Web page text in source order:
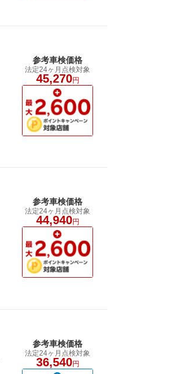
参考車検価格
法定24ヶ月点検対象
45,270円
参考車検価格
法定24ヶ月点検対象
44,940円
参考車検価格
法定24ヶ月点検対象
36,540円